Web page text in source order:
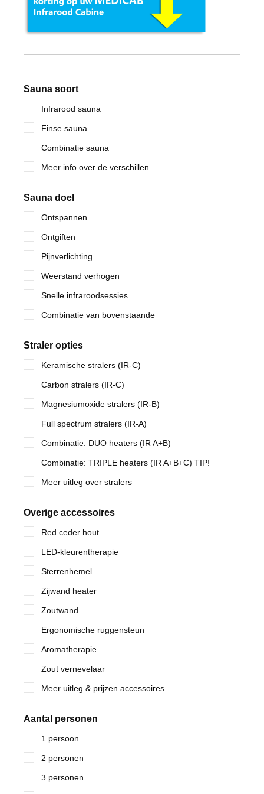
Sauna soort
Infrarood sauna
Finse sauna
Combinatie sauna
Meer info over de verschillen
Sauna doel
Ontspannen
Ontgiften
Pijnverlichting
Weerstand verhogen
Snelle infraroodsessies
Combinatie van bovenstaande
Straler opties
Keramische stralers (IR-C)
Carbon stralers (IR-C)
Magnesiumoxide stralers (IR-B)
Full spectrum stralers (IR-A)
Combinatie: DUO heaters (IR A+B)
Combinatie: TRIPLE heaters (IR A+B+C) TIP!
Meer uitleg over stralers
Overige accessoires
Red ceder hout
LED-kleurentherapie
Sterrenhemel
Zijwand heater
Zoutwand
Ergonomische ruggensteun
Aromatherapie
Zout vernevelaar
Meer uitleg & prijzen accessoires
Aantal personen
1 persoon
2 personen
3 personen